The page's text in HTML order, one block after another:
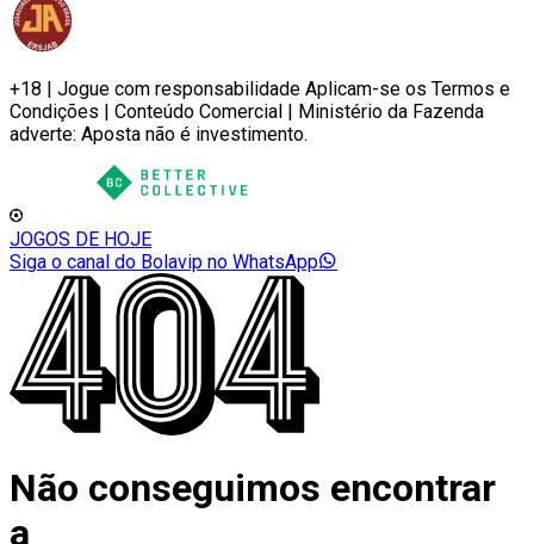
+18 | Jogue com responsabilidade Aplicam-se os Termos e
Condições | Conteúdo Comercial | Ministério da Fazenda
adverte: Aposta não é investimento.
JOGOS DE HOJE
Siga o canal do Bolavip no WhatsApp
Não conseguimos encontrar
a